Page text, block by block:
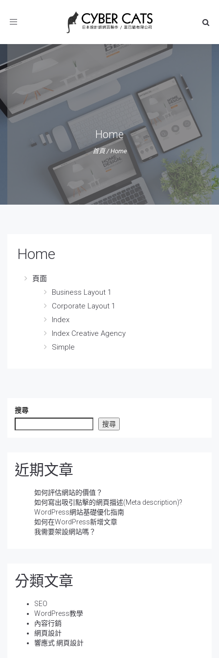
Toggle
Home
首頁/Home
Home
頁面
Business Layout 1
Corporate Layout 1
Index
Index Creative Agency
Simple
搜尋
搜尋
近期文章
如何評估網站的價值？
如何寫出吸引點擊的網頁描述(Meta description)?
WordPress網站基礎優化指南
如何在WordPress新增文章
我需要架設網站嗎？
分類文章
SEO
WordPress教學
內容行銷
網頁設計
響應式 網頁設計